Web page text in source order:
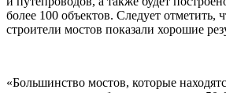
более 100 объектов. Следует отметить,
строители мостов показали хорошие
«Большинство мостов, которые